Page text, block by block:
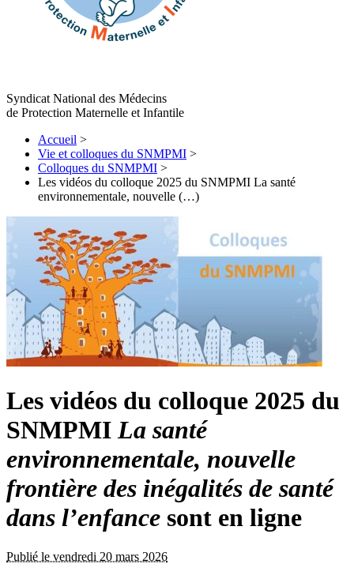
Syndicat National des Médecins
de Protection Maternelle et Infantile
Accueil >
Vie et colloques du SNMPMI >
Colloques du SNMPMI >
Les vidéos du colloque 2025 du SNMPMI La santé
environnementale, nouvelle (…)
Les vidéos du colloque 2025 du
SNMPMILa santé
environnementale, nouvelle
frontière des inégalités de santé
dans l’enfance sont en ligne
Publié le vendredi 20 mars 2026